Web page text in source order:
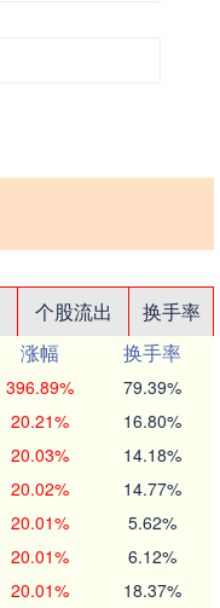
个股流出
换手率
涨幅
换手率
396.89% 79.39%
20.21% 16.80%
20.03% 14.18%
20.02% 14.77%
20.01% 5.62%
20.01% 6.12%
20.01% 18.37%